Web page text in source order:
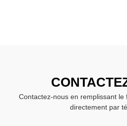
Contactez-nous en remplissant le
directement par